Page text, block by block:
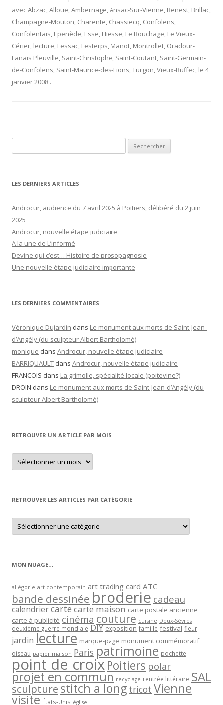
avecAbzac,Alloue,Ambernage,Ansac-Sur-Vienne, Benest, Brillac,
Champagne-Mouton, Charente, Chassiecq, Confolens,
Confolentais, Epenède, Esse, Hiesse, Le Bouchage, Le Vieux-
Cérier, lecture, Lessac, Lesterps, Manot, Montrollet, Oradour-
Fanais Pleuville, Saint-Christophe, Saint-Coutant, Saint-Germain-
de-Confolens, Saint-Maurice-des-Lions,Turgon,Vieux-Ruffec, le 4
janvier 2008 .
LES DERNIERS ARTICLES
Androcur, audience du 7 avril 2025 à Poitiers, délibéré du 2 juin
2025
Androcur, nouvelle étape judiciaire
A la une de L’informé
Devine qui c’est… Histoire de prosopagnosie
Une nouvelle étape judiciaire importante
LES DERNIERS COMMENTAIRES
Véronique Dujardin dans Le monument aux morts de Saint-Jean-
d’Angély (du sculpteur Albert Bartholomé)
monique dans Androcur, nouvelle étape judiciaire
BARRIQUAULT dans Androcur, nouvelle étape judiciaire
FRANCOIS dans La grimolle, spécialité locale (poitevine?)
DROIN dans Le monument aux morts de Saint-Jean-d’Angély (du
sculpteur Albert Bartholomé)
RETROUVER UN ARTICLE PAR MOIS
Retrouver
un
article
RETROUVER LES ARTICLES PAR CATÉGORIE
Retrouver
les
articles
MON NUAGE…
allégorie art contemporain art trading card ATC
bande dessinée broderie cadeau
calendriercartecarte maison carte postale ancienne
carte à publicité cinéma couture cuisine Deux-Sèvres
deuxième guerre mondiale DIY exposition famille festival fleur
jardin lecture marque-page monument commémoratif
oiseau papier maison Paris patrimoine pochette
point de croixPoitiers polar
projet en commun recyclage rentrée littéraire SAL
sculpturestitch a long tricot Vienne
visite États-Unis église